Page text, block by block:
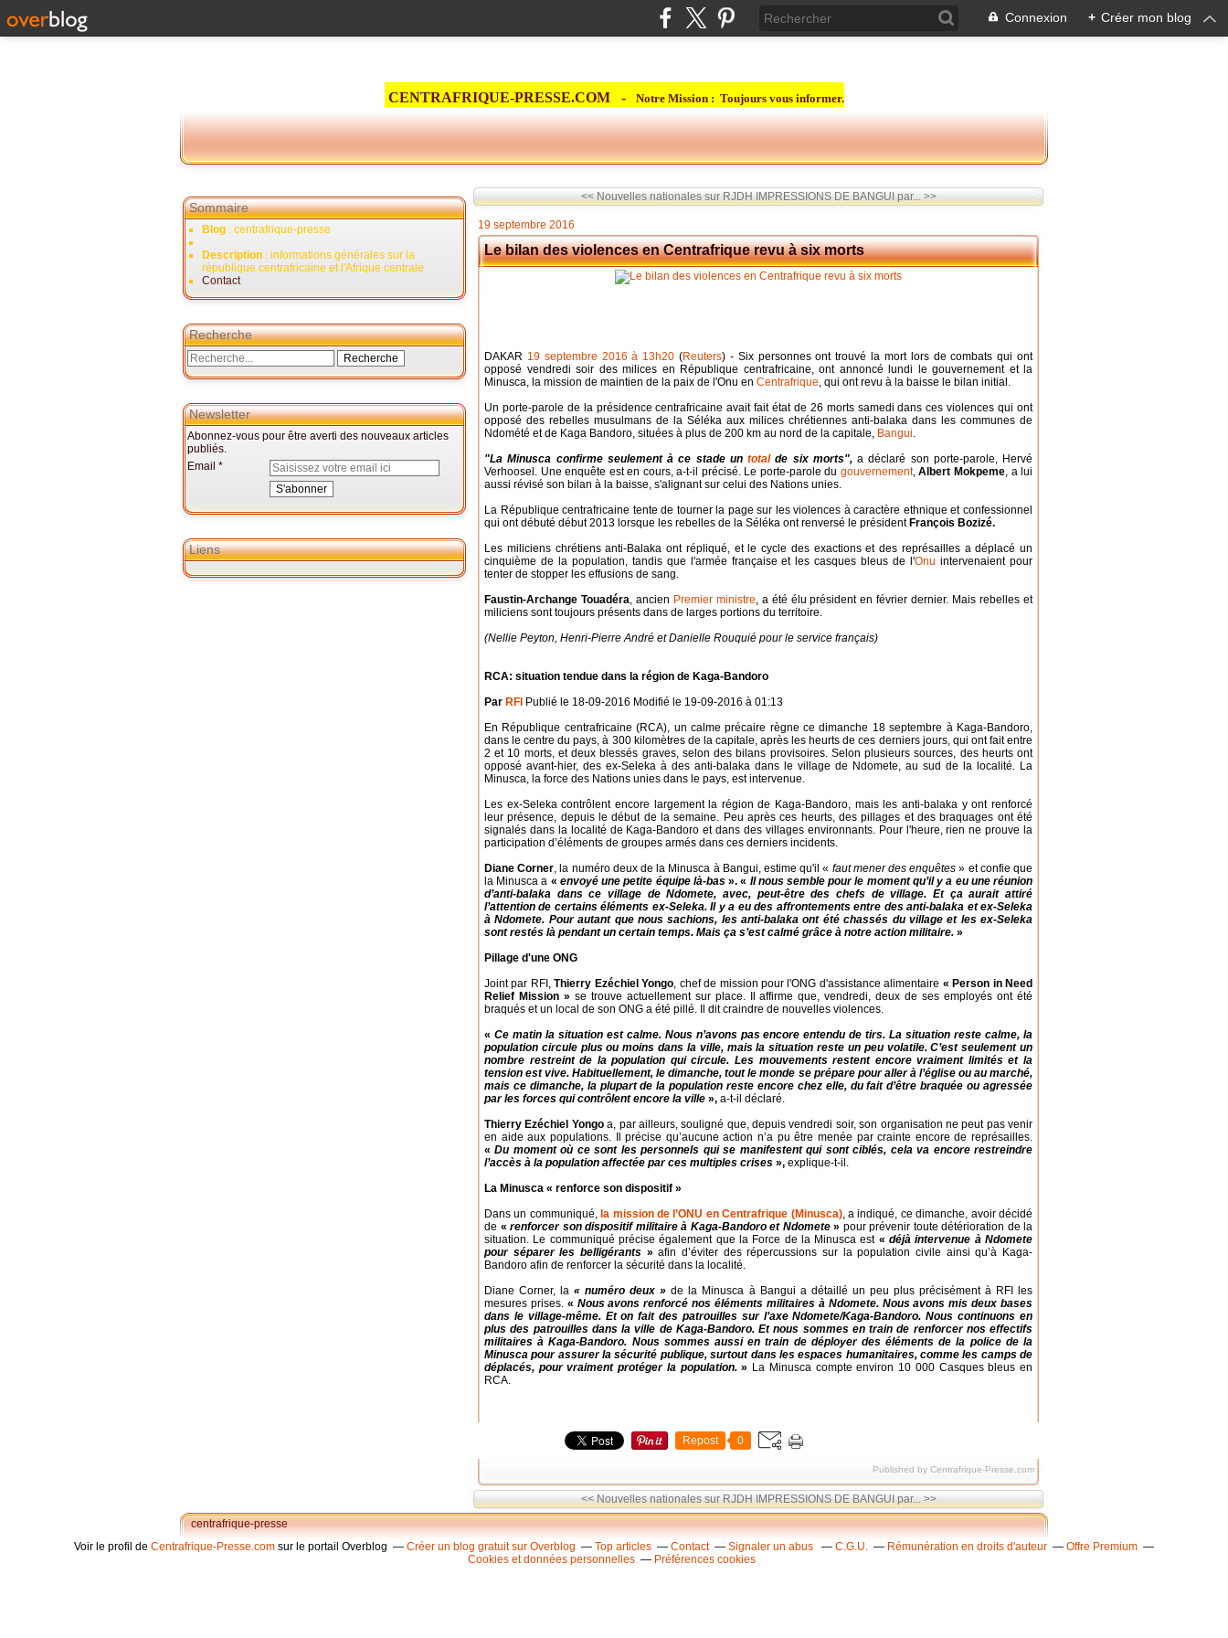
Connexion + Créer mon blog
CENTRAFRIQUE-PRESSE.COM - Notre Mission : Toujours vous informer.
Sommaire
Blog : centrafrique-presse
Description : informations générales sur la
république centrafricaine et l'Afrique centrale
Contact
Recherche
Newsletter
Abonnez-vous pour être averti des nouveaux articles
publiés.
Email
Liens
<< Nouvelles nationales sur RJDH IMPRESSIONS DE BANGUI par... >>
19 septembre 2016
Le bilan des violences en Centrafrique revu à six morts
DAKAR 19 septembre 2016 à 13h20 (Reuters) - Six personnes ont trouvé la mort lors de combats qui ont
opposé vendredi soir des milices en République centrafricaine, ont annoncé lundi le gouvernement et la
Minusca, la mission de maintien de la paix de l'Onu en Centrafrique, qui ont revu à la baisse le bilan initial.
Un porte-parole de la présidence centrafricaine avait fait état de 26 morts samedi dans ces violences qui ont
opposé des rebelles musulmans de la Séléka aux milices chrétiennes anti-balaka dans les communes de
Ndomété et de Kaga Bandoro, situées à plus de 200 km au nord de la capitale, Bangui.
"La Minusca confirme seulement à ce stade un totalde six morts",a déclaré son porte-parole, Hervé
Verhoosel. Une enquête est en cours, a-t-il précisé. Le porte-parole du gouvernement,Albert Mokpeme, a lui
aussi révisé son bilan à la baisse, s'alignant sur celui des Nations unies.
La République centrafricaine tente de tourner la page sur les violences à caractère ethnique et confessionnel
qui ont débuté début 2013 lorsque les rebelles de la Séléka ont renversé le président François Bozizé.
Les miliciens chrétiens anti-Balaka ont répliqué, et le cycle des exactions et des représailles a déplacé un
cinquième de la population, tandis que l'armée française et les casques bleus de l'Onu intervenaient pour
tenter de stopper les effusions de sang.
Faustin-Archange Touadéra, ancien Premier ministre, a été élu président en février dernier. Mais rebelles et
miliciens sont toujours présents dans de larges portions du territoire.
(Nellie Peyton, Henri-Pierre André et Danielle Rouquié pour le service français)
RCA: situation tendue dans la région de Kaga-Bandoro
Par RFI Publié le 18-09-2016 Modifié le 19-09-2016 à 01:13
En République centrafricaine (RCA), un calme précaire règne ce dimanche 18 septembre à Kaga-Bandoro,
dans le centre du pays, à 300 kilomètres de la capitale, après les heurts de ces derniers jours, qui ont fait entre
2 et 10 morts, et deux blessés graves, selon des bilans provisoires. Selon plusieurs sources, des heurts ont
opposé avant-hier, des ex-Seleka à des anti-balaka dans le village de Ndomete, au sud de la localité. La
Minusca, la force des Nations unies dans le pays, est intervenue.
Les ex-Seleka contrôlent encore largement la région de Kaga-Bandoro, mais les anti-balaka y ont renforcé
leur présence, depuis le début de la semaine. Peu après ces heurts, des pillages et des braquages ont été
signalés dans la localité de Kaga-Bandoro et dans des villages environnants. Pour l'heure, rien ne prouve la
participation d’éléments de groupes armés dans ces derniers incidents.
Diane Corner, la numéro deux de la Minusca à Bangui, estime qu'il « faut mener des enquêtes » et confie que
la Minusca a « envoyé une petite équipe là-bas». « Il nous semble pour le moment qu’il y a eu une réunion
d’anti-balaka dans ce village de Ndomete, avec, peut-être des chefs de village. Et ça aurait attiré
l’attention de certains éléments ex-Seleka. Il y a eu des affrontements entre des anti-balaka et ex-Seleka
à Ndomete. Pour autant que nous sachions, les anti-balaka ont été chassés du village et les ex-Seleka
sont restés là pendant un certain temps. Mais ça s’est calmé grâce à notre action militaire. »
Pillage d'une ONG
Joint par RFI,Thierry Ezéchiel Yongo, chef de mission pour l'ONG d'assistance alimentaire « Person in Need
Relief Mission » se trouve actuellement sur place. Il affirme que, vendredi, deux de ses employés ont été
braqués et un local de son ONG a été pillé. Il dit craindre de nouvelles violences.
« Ce matin la situation est calme. Nous n’avons pas encore entendu de tirs. La situation reste calme, la
population circule plus ou moins dans la ville, mais la situation reste un peu volatile. C’est seulement un
nombre restreint de la population qui circule. Les mouvements restent encore vraiment limités et la
tension est vive. Habituellement, le dimanche, tout le monde se prépare pour aller à l’église ou au marché,
mais ce dimanche, la plupart de la population reste encore chez elle, du fait d’être braquée ou agressée
par les forces qui contrôlent encore la ville », a-t-il déclaré.
Thierry Ezéchiel Yongoa, par ailleurs, souligné que, depuis vendredi soir, son organisation ne peut pas venir
en aide aux populations. Il précise qu’aucune action n’a pu être menée par crainte encore de représailles.
«Du moment où ce sont les personnels qui se manifestent qui sont ciblés, cela va encore restreindre
l’accès à la population affectée par ces multiples crises », explique-t-il.
La Minusca « renforce son dispositif »
Dans un communiqué, la mission de l’ONU en Centrafrique (Minusca), a indiqué, ce dimanche, avoir décidé
de « renforcer son dispositif militaire à Kaga-Bandoro et Ndomete» pour prévenir toute détérioration de la
situation. Le communiqué précise également que la Force de la Minusca est «déjà intervenue à Ndomete
pour séparer les belligérants » afin d’éviter des répercussions sur la population civile ainsi qu’à Kaga-
Bandoro afin de renforcer la sécurité dans la localité.
Diane Corner, la« numéro deux » de la Minusca à Bangui a détaillé un peu plus précisément à RFI les
mesures prises. « Nous avons renforcé nos éléments militaires à Ndomete. Nous avons mis deux bases
dans le village-même. Et on fait des patrouilles sur l’axe Ndomete/Kaga-Bandoro. Nous continuons en
plus des patrouilles dans la ville de Kaga-Bandoro. Et nous sommes en train de renforcer nos effectifs
militaires à Kaga-Bandoro. Nous sommes aussi en train de déployer des éléments de la police de la
Minusca pour assurer la sécurité publique, surtout dans les espaces humanitaires, comme les camps de
déplacés, pour vraiment protéger la population.» La Minusca compte environ 10 000 Casques bleus en
RCA.
Repost 0
Published by Centrafrique-Presse.com
<< Nouvelles nationales sur RJDH IMPRESSIONS DE BANGUI par... >>
centrafrique-presse
Voir le profil de Centrafrique-Presse.com sur le portail Overblog Créer un blog gratuit sur Overblog Top articles Contact Signaler un abus C.G.U. Rémunération en droits d'auteur
Offre Premium
Cookies et données personnelles
Préférences cookies